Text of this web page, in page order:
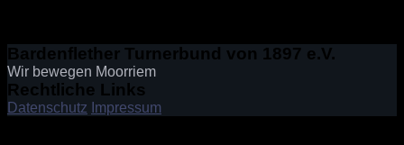
Bardenflether Turnerbund von 1897 e.V.
Wir bewegen Moorriem
Rechtliche Links
Datenschutz Impressum